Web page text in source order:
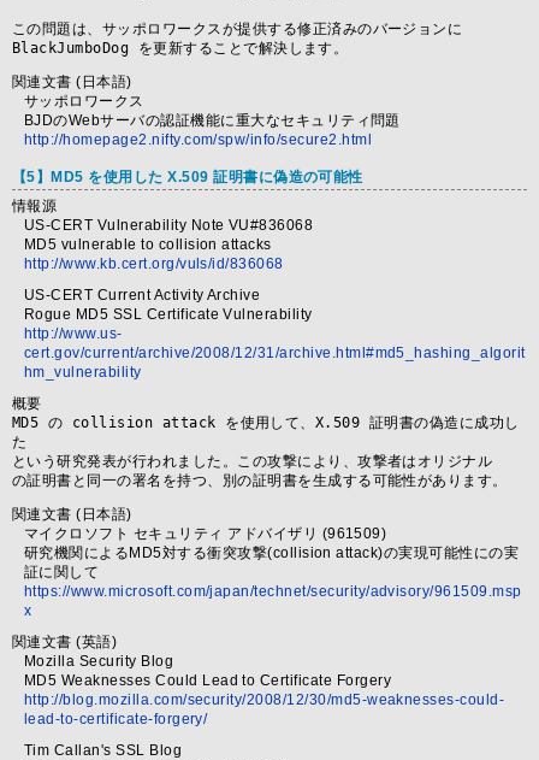
この問題は、サッポロワークスが提供する修正済みのバージョンに
BlackJumboDog を更新することで解決します。
関連文書 (日本語)
サッポロワークス
BJDのWebサーバの認証機能に重大なセキュリティ問題
http://homepage2.nifty.com/spw/info/secure2.html
【5】MD5 を使用した X.509 証明書に偽造の可能性
情報源
US-CERT Vulnerability Note VU#836068
MD5 vulnerable to collision attacks
http://www.kb.cert.org/vuls/id/836068
US-CERT Current Activity Archive
Rogue MD5 SSL Certificate Vulnerability
http://www.us-
cert.gov/current/archive/2008/12/31/archive.html#md5_hashing_algorit
hm_vulnerability
概要
MD5 の collision attack を使用して、X.509 証明書の偽造に成功し
た
という研究発表が行われました。この攻撃により、攻撃者はオリジナル
関連文書 (日本語)
マイクロソフト セキュリティ アドバイザリ (961509)
研究機関によるMD5対する衝突攻撃(collision attack)の実現可能性にの実
証に関して
https://www.microsoft.com/japan/technet/security/advisory/961509.msp
x
関連文書 (英語)
Mozilla Security Blog
MD5 Weaknesses Could Lead to Certificate Forgery
http://blog.mozilla.com/security/2008/12/30/md5-weaknesses-could-
lead-to-certificate-forgery/
Tim Callan's SSL Blog